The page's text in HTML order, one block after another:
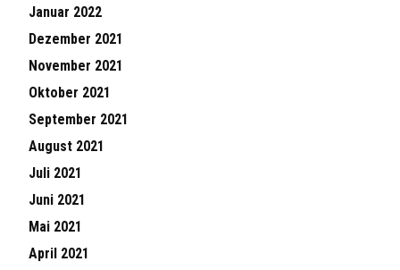
Januar 2022
Dezember 2021
November 2021
Oktober 2021
September 2021
August 2021
Juli 2021
Juni 2021
Mai 2021
April 2021